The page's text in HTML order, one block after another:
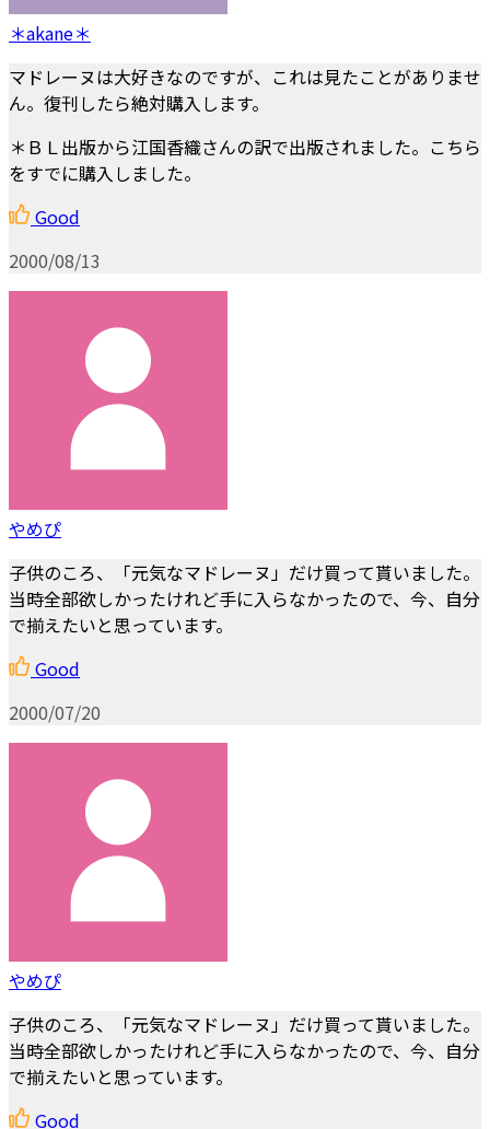
＊akane＊
マドレーヌは大好きなのですが、これは見たことがありませ
ん。復刊したら絶対購入します。
＊ＢＬ出版から江国香織さんの訳で出版されました。こちら
をすでに購入しました。
Good
2000/08/13
やめぴ
子供のころ、「元気なマドレーヌ」だけ買って貰いました。
当時全部欲しかったけれど手に入らなかったので、今、自分
で揃えたいと思っています。
Good
2000/07/20
やめぴ
子供のころ、「元気なマドレーヌ」だけ買って貰いました。
当時全部欲しかったけれど手に入らなかったので、今、自分
で揃えたいと思っています。
Good